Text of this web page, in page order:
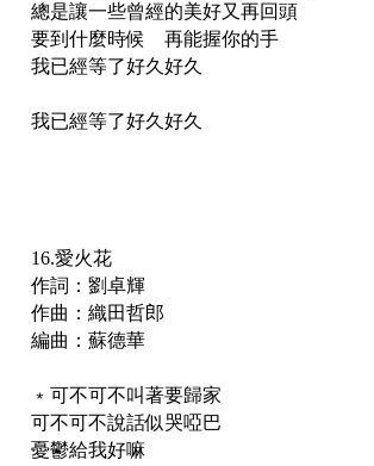
總是讓一些曾經的美好又再回頭
要到什麼時候 再能握你的手
我已經等了好久好久
我已經等了好久好久
16.愛火花
作詞：劉卓輝
作曲：織田哲郎
編曲：蘇德華
﹡可不可不叫著要歸家
可不可不說話似哭啞巴
憂鬱給我好嘛